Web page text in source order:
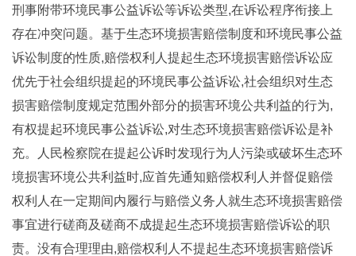
刑事附带环境民事公益诉讼等诉讼类型,在诉讼程序衔接上
存在冲突问题。基于生态环境损害赔偿制度和环境民事公益
诉讼制度的性质,赔偿权利人提起生态环境损害赔偿诉讼应
优先于社会组织提起的环境民事公益诉讼,社会组织对生态
损害赔偿制度规定范围外部分的损害环境公共利益的行为,
有权提起环境民事公益诉讼,对生态环境损害赔偿诉讼是补
充。人民检察院在提起公诉时发现行为人污染或破坏生态环
境损害环境公共利益时,应首先通知赔偿权利人并督促赔偿
权利人在一定期间内履行与赔偿义务人就生态环境损害赔偿
事宜进行磋商及磋商不成提起生态环境损害赔偿诉讼的职
责。没有合理理由,赔偿权利人不提起生态环境损害赔偿诉